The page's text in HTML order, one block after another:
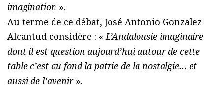
imagination ».
Au terme de ce débat, José Antonio Gonzalez
Alcantud considère : «L’Andalousie imaginaire
dont il est question aujourd’hui autour de cette
table c’est au fond la patrie de la nostalgie… et
aussi de l’avenir ».